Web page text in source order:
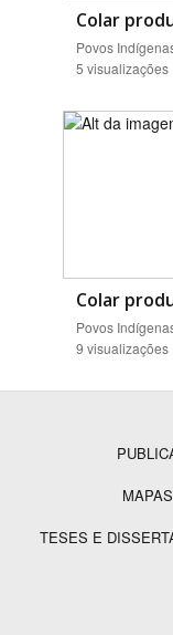
Colar
Povos
5 visualizações
Colar
Povos
9 visualizações
Rodapé
TESES E